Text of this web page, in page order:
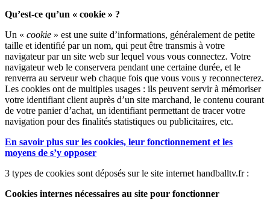
Qu’est-ce qu’un « cookie » ?
Un « cookie » est une suite d’informations, généralement de petite
taille et identifié par un nom, qui peut être transmis à votre
navigateur par un site web sur lequel vous vous connectez. Votre
navigateur web le conservera pendant une certaine durée, et le
renverra au serveur web chaque fois que vous vous y reconnecterez.
Les cookies ont de multiples usages : ils peuvent servir à mémoriser
votre identifiant client auprès d’un site marchand, le contenu courant
de votre panier d’achat, un identifiant permettant de tracer votre
navigation pour des finalités statistiques ou publicitaires, etc.
En savoir plus sur les cookies, leur fonctionnement et les
moyens de s’y opposer
3 types de cookies sont déposés sur le site internet handballtv.fr :
Cookies internes nécessaires au site pour fonctionner